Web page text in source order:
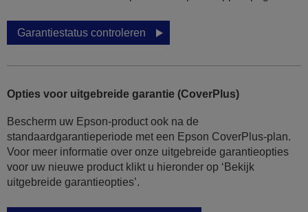
Garantiestatus controleren
Opties voor uitgebreide garantie (CoverPlus)
Bescherm uw Epson-product ook na de
standaardgarantieperiode met een Epson CoverPlus-plan.
Voor meer informatie over onze uitgebreide garantieopties
voor uw nieuwe product klikt u hieronder op ‘Bekijk
uitgebreide garantieopties’.